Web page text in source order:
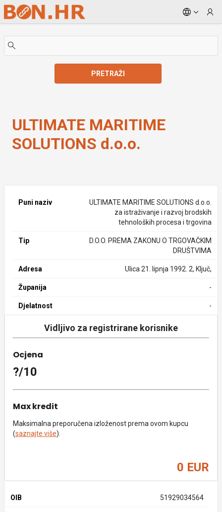
Skip to Main Content
PRETRAŽI
ULTIMATE MARITIME
SOLUTIONS d.o.o.
Puni naziv
ULTIMATE MARITIME SOLUTIONS d.o.o.
za istraživanje i razvoj brodskih
tehnoloških procesa i trgovina
Tip
D.O.O. PREMA ZAKONU O TRGOVAČKIM
DRUŠTVIMA
Adresa Ulica 21. lipnja 1992. 2, Ključ,
Županija -
Djelatnost -
Vidljivo za registrirane korisnike
Ocjena
?/10
Max kredit
Maksimalna preporučena izloženost prema ovom kupcu
(saznajte više).
0 EUR
OIB 51929034564